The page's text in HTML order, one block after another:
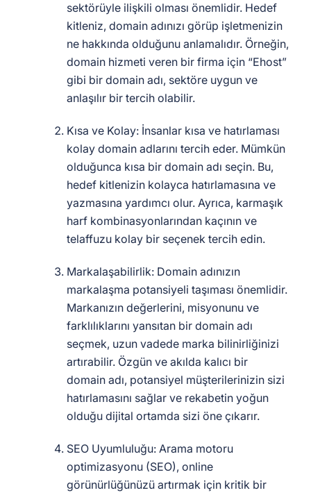
sektörüyle ilişkili olması önemlidir. Hedef
kitleniz, domain adınızı görüp işletmenizin
ne hakkında olduğunu anlamalıdır. Örneğin,
domain hizmeti veren bir firma için “Ehost”
gibi bir domain adı, sektöre uygun ve
anlaşılır bir tercih olabilir.
Kısa ve Kolay: İnsanlar kısa ve hatırlaması
kolay domain adlarını tercih eder. Mümkün
olduğunca kısa bir domain adı seçin. Bu,
hedef kitlenizin kolayca hatırlamasına ve
yazmasına yardımcı olur. Ayrıca, karmaşık
harf kombinasyonlarından kaçının ve
telaffuzu kolay bir seçenek tercih edin.
Markalaşabilirlik: Domain adınızın
markalaşma potansiyeli taşıması önemlidir.
Markanızın değerlerini, misyonunu ve
farklılıklarını yansıtan bir domain adı
seçmek, uzun vadede marka bilinirliğinizi
artırabilir. Özgün ve akılda kalıcı bir
domain adı, potansiyel müşterilerinizin sizi
hatırlamasını sağlar ve rekabetin yoğun
olduğu dijital ortamda sizi öne çıkarır.
SEO Uyumluluğu: Arama motoru
optimizasyonu (SEO), online
görünürlüğünüzü artırmak için kritik bir